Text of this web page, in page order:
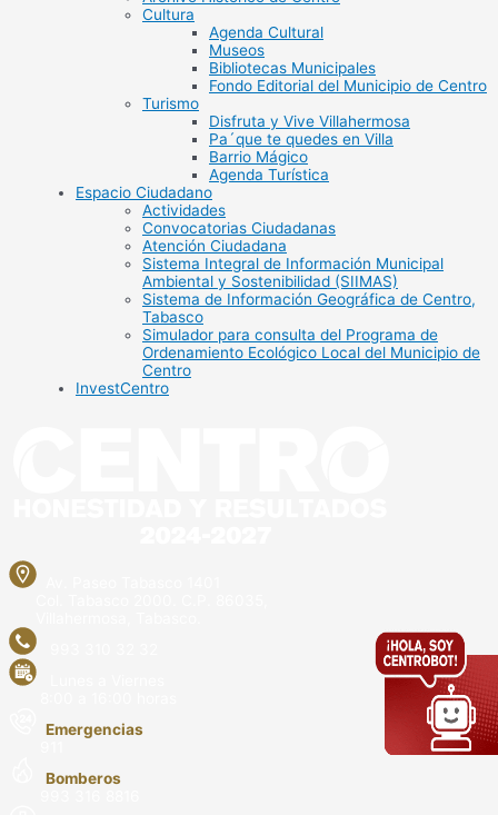
Cultura
Agenda Cultural
Museos
Bibliotecas Municipales
Fondo Editorial del Municipio de Centro
Turismo
Disfruta y Vive Villahermosa
Pa´que te quedes en Villa
Barrio Mágico
Agenda Turística
Espacio Ciudadano
Actividades
Convocatorias Ciudadanas
Atención Ciudadana
Sistema Integral de Información Municipal
Ambiental y Sostenibilidad (SIIMAS)
Sistema de Información Geográfica de Centro,
Tabasco
Simulador para consulta del Programa de
Ordenamiento Ecológico Local del Municipio de
Centro
InvestCentro
Emergencias
Bomberos